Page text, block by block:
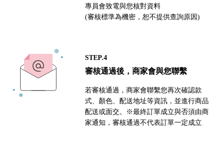
專員會致電與您核對資料
(審核標準為機密，恕不提供查詢原因)
STEP.4
審核通過後，商家會與您聯繫
若審核通過，商家會聯繫您再次確認款
式、顏色、配送地址等資訊，並進行商品
配送或面交。※最終訂單成立與否須由商
家通知，審核通過不代表訂單一定成立